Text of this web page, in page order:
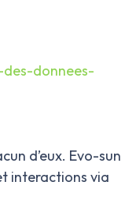
donnees-
d’eux. Evo-sun
interactions via